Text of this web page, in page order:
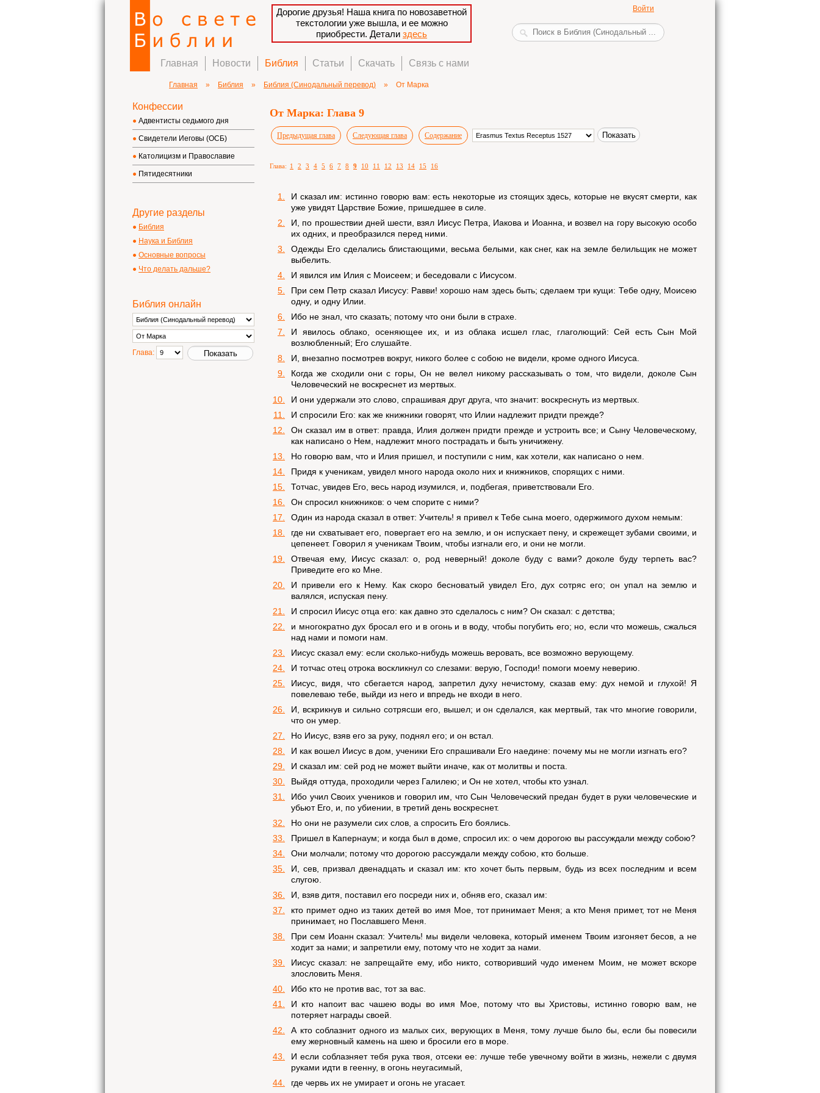
Дорогие друзья! Наша книга по новозаветной
текстологии уже вышла, и ее можно
приобрести. Детали здесь
Войти
Главная Новости Библия Статьи Скачать Связь с нами
Главная » Библия » Библия (Синодальный перевод) » От Марка
От Марка: Глава 9
Предыдущая глава Следующая глава Содержание
Глава: 1 2 3 4 5 6 7 8 9 10 11 12 13 14 15 16
1.
И сказал им: истинно говорю вам: есть некоторые из стоящих здесь, которые не вкусят смерти, как
уже увидят Царствие Божие, пришедшее в силе.
2.
И, по прошествии дней шести, взял Иисус Петра, Иакова и Иоанна, и возвел на гору высокую особо
их одних, и преобразился перед ними.
3.
Одежды Его сделались блистающими, весьма белыми, как снег, как на земле белильщик не может
выбелить.
4.
И явился им Илия с Моисеем; и беседовали с Иисусом.
5.
При сем Петр сказал Иисусу: Равви! хорошо нам здесь быть; сделаем три кущи: Тебе одну, Моисею
одну, и одну Илии.
6.
Ибо не знал, что сказать; потому что они были в страхе.
7.
И явилось облако, осеняющее их, и из облака исшел глас, глаголющий: Сей есть Сын Мой
возлюбленный; Его слушайте.
8.
И, внезапно посмотрев вокруг, никого более с собою не видели, кроме одного Иисуса.
9.
Когда же сходили они с горы, Он не велел никому рассказывать о том, что видели, доколе Сын
Человеческий не воскреснет из мертвых.
10.
И они удержали это слово, спрашивая друг друга, что значит: воскреснуть из мертвых.
11.
И спросили Его: как же книжники говорят, что Илии надлежит придти прежде?
12.
Он сказал им в ответ: правда, Илия должен придти прежде и устроить все; и Сыну Человеческому,
как написано о Нем, надлежит много пострадать и быть уничижену.
13.
Но говорю вам, что и Илия пришел, и поступили с ним, как хотели, как написано о нем.
14.
Придя к ученикам, увидел много народа около них и книжников, спорящих с ними.
15.
Тотчас, увидев Его, весь народ изумился, и, подбегая, приветствовали Его.
16.
Он спросил книжников: о чем спорите с ними?
17.
Один из народа сказал в ответ: Учитель! я привел к Тебе сына моего, одержимого духом немым:
18.
где ни схватывает его, повергает его на землю, и он испускает пену, и скрежещет зубами своими, и
цепенеет. Говорил я ученикам Твоим, чтобы изгнали его, и они не могли.
19.
Отвечая ему, Иисус сказал: о, род неверный! доколе буду с вами? доколе буду терпеть вас?
Приведите его ко Мне.
20.
И привели его к Нему. Как скоро бесноватый увидел Его, дух сотряс его; он упал на землю и
валялся, испуская пену.
21.
И спросил Иисус отца его: как давно это сделалось с ним? Он сказал: с детства;
22.
и многократно дух бросал его и в огонь и в воду, чтобы погубить его; но, если что можешь, сжалься
над нами и помоги нам.
23.
Иисус сказал ему: если сколько-нибудь можешь веровать, все возможно верующему.
24.
И тотчас отец отрока воскликнул со слезами: верую, Господи! помоги моему неверию.
25.
Иисус, видя, что сбегается народ, запретил духу нечистому, сказав ему: дух немой и глухой! Я
повелеваю тебе, выйди из него и впредь не входи в него.
26.
И, вскрикнув и сильно сотрясши его, вышел; и он сделался, как мертвый, так что многие говорили,
что он умер.
27.
Но Иисус, взяв его за руку, поднял его; и он встал.
28.
И как вошел Иисус в дом, ученики Его спрашивали Его наедине: почему мы не могли изгнать его?
29.
И сказал им: сей род не может выйти иначе, как от молитвы и поста.
30.
Выйдя оттуда, проходили через Галилею; и Он не хотел, чтобы кто узнал.
31.
Ибо учил Своих учеников и говорил им, что Сын Человеческий предан будет в руки человеческие и
убьют Его, и, по убиении, в третий день воскреснет.
32.
Но они не разумели сих слов, а спросить Его боялись.
33.
Пришел в Капернаум; и когда был в доме, спросил их: о чем дорогою вы рассуждали между собою?
34.
Они молчали; потому что дорогою рассуждали между собою, кто больше.
35.
И, сев, призвал двенадцать и сказал им: кто хочет быть первым, будь из всех последним и всем
слугою.
36.
И, взяв дитя, поставил его посреди них и, обняв его, сказал им:
37.
кто примет одно из таких детей во имя Мое, тот принимает Меня; а кто Меня примет, тот не Меня
принимает, но Пославшего Меня.
38.
При сем Иоанн сказал: Учитель! мы видели человека, который именем Твоим изгоняет бесов, а не
ходит за нами; и запретили ему, потому что не ходит за нами.
39.
Иисус сказал: не запрещайте ему, ибо никто, сотворивший чудо именем Моим, не может вскоре
злословить Меня.
40.
Ибо кто не против вас, тот за вас.
41.
И кто напоит вас чашею воды во имя Мое, потому что вы Христовы, истинно говорю вам, не
потеряет награды своей.
42.
А кто соблазнит одного из малых сих, верующих в Меня, тому лучше было бы, если бы повесили
ему жерновный камень на шею и бросили его в море.
43.
И если соблазняет тебя рука твоя, отсеки ее: лучше тебе увечному войти в жизнь, нежели с двумя
руками идти в геенну, в огонь неугасимый,
44.
где червь их не умирает и огонь не угасает.
Конфессии
Адвентисты седьмого дня
Свидетели Иеговы (ОСБ)
Католицизм и Православие
Пятидесятники
Другие разделы
Библия
Наука и Библия
Основные вопросы
Что делать дальше?
Библия онлайн
Глава: